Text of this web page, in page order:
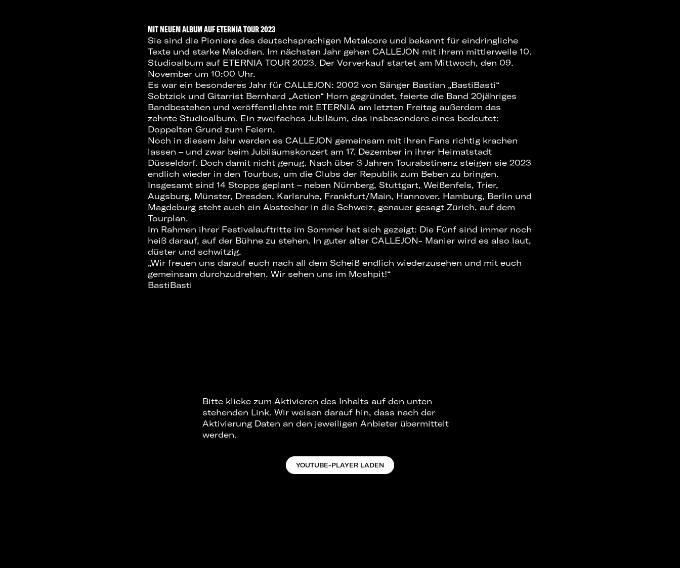
MIT NEUEM ALBUM AUF ETERNIA TOUR 2023
Sie sind die Pioniere des deutschsprachigen Metalcore und bekannt für eindringliche
Texte und starke Melodien. Im nächsten Jahr gehen CALLEJON mit ihrem mittlerweile 10.
Studioalbum auf ETERNIA TOUR 2023. Der Vorverkauf startet am Mittwoch, den 09.
November um 10:00 Uhr.
Es war ein besonderes Jahr für CALLEJON: 2002 von Sänger Bastian „BastiBasti“
Sobtzick und Gitarrist Bernhard „Action“ Horn gegründet, feierte die Band 20jähriges
Bandbestehen und veröffentlichte mit ETERNIA am letzten Freitag außerdem das
zehnte Studioalbum. Ein zweifaches Jubiläum, das insbesondere eines bedeutet:
Doppelten Grund zum Feiern.
Noch in diesem Jahr werden es CALLEJON gemeinsam mit ihren Fans richtig krachen
lassen – und zwar beim Jubiläumskonzert am 17. Dezember in ihrer Heimatstadt
Düsseldorf. Doch damit nicht genug. Nach über 3 Jahren Tourabstinenz steigen sie 2023
endlich wieder in den Tourbus, um die Clubs der Republik zum Beben zu bringen.
Insgesamt sind 14 Stopps geplant – neben Nürnberg, Stuttgart, Weißenfels, Trier,
Augsburg, Münster, Dresden, Karlsruhe, Frankfurt/Main, Hannover, Hamburg, Berlin und
Magdeburg steht auch ein Abstecher in die Schweiz, genauer gesagt Zürich, auf dem
Tourplan.
Im Rahmen ihrer Festivalauftritte im Sommer hat sich gezeigt: Die Fünf sind immer noch
heiß darauf, auf der Bühne zu stehen. In guter alter CALLEJON- Manier wird es also laut,
düster und schwitzig.
„Wir freuen uns darauf euch nach all dem Scheiß endlich wiederzusehen und mit euch
gemeinsam durchzudrehen. Wir sehen uns im Moshpit!“
BastiBasti
Bitte klicke zum Aktivieren des Inhalts auf den unten
stehenden Link. Wir weisen darauf hin, dass nach der
Aktivierung Daten an den jeweiligen Anbieter übermittelt
werden.
YOUTUBE-PLAYER LADEN